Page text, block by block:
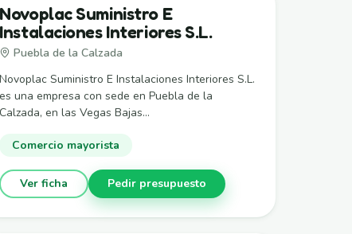
Novoplac Suministro E
Instalaciones Interiores S.L.
Puebla de la Calzada
Novoplac Suministro E Instalaciones Interiores S.L.
es una empresa con sede en Puebla de la
Calzada, en las Vegas Bajas...
Comercio mayorista
Ver ficha Pedir presupuesto